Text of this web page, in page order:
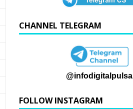
CHANNEL TELEGRAM
@infodigitalpulsa
FOLLOW INSTAGRAM